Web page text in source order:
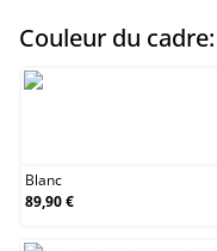
Couleur du cadre:
Blanc
89,90 €